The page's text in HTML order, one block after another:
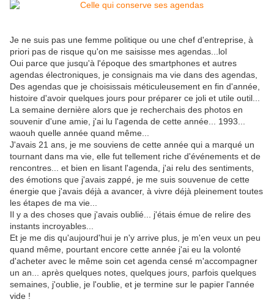
Je ne suis pas une femme politique ou une chef d'entreprise, à
priori pas de risque qu'on me saisisse mes agendas...lol
Oui parce que jusqu'à l'époque des smartphones et autres
agendas électroniques, je consignais ma vie dans des agendas,
Des agendas que je choisissais méticuleusement en fin d'année,
histoire d'avoir quelques jours pour préparer ce joli et utile outil...
La semaine dernière alors que je recherchais des photos en
souvenir d'une amie, j'ai lu l'agenda de cette année... 1993...
waouh quelle année quand même...
J'avais 21 ans, je me souviens de cette année qui a marqué un
tournant dans ma vie, elle fut tellement riche d'événements et de
rencontres... et bien en lisant l'agenda, j'ai relu des sentiments,
des émotions que j'avais zappé, je me suis souvenue de cette
énergie que j'avais déjà a avancer, à vivre déjà pleinement toutes
les étapes de ma vie...
Il y a des choses que j'avais oublié... j'étais émue de relire des
instants incroyables...
Et je me dis qu'aujourd'hui je n'y arrive plus, je m'en veux un peu
quand même, pourtant encore cette année j'ai eu la volonté
d'acheter avec le même soin cet agenda censé m'accompagner
un an... après quelques notes, quelques jours, parfois quelques
semaines, j'oublie, je l'oublie, et je termine sur le papier l'année
vide !